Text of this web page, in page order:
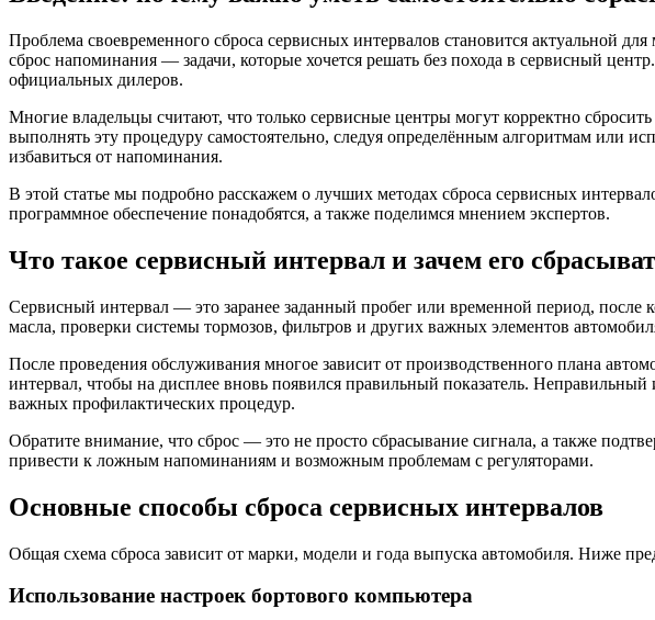
Проблема своевременного сброса сервисных интервалов становится актуальной
сброс напоминания — задачи, которые хочется решать без похода в сервисный
официальных дилеров.
Многие владельцы считают, что только сервисные центры могут корректно
выполнять эту процедуру самостоятельно, следуя определённым алгоритмам или
избавиться от напоминания.
В этой статье мы подробно расскажем о лучших методах сброса сервисных
программное обеспечение понадобятся, а также поделимся мнением экспертов.
Что такое сервисный интервал и зачем его
Сервисный интервал — это заранее заданный пробег или временной период, после
масла, проверки системы тормозов, фильтров и других важных элементов
После проведения обслуживания многое зависит от производственного плана
интервал, чтобы на дисплее вновь появился правильный показатель.
важных профилактических процедур.
Обратите внимание, что сброс — это не просто сбрасывание сигнала, а также
привести к ложным напоминаниям и возможным проблемам с регуляторами.
Основные способы сброса сервисных интервалов
Общая схема сброса зависит от марки, модели и года выпуска автомобиля. Ниже
Использование настроек бортового компьютера